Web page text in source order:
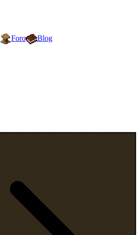
Foro Blog